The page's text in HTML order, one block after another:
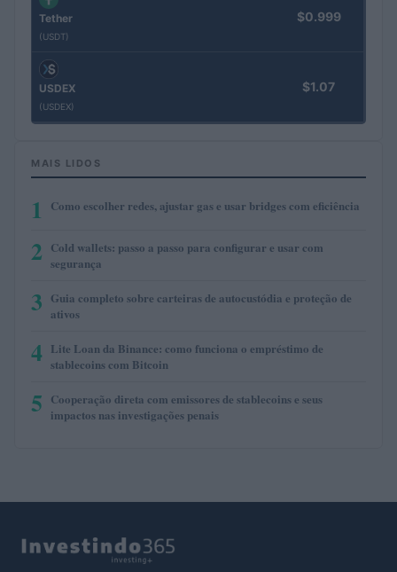
Tether
(USDT)
$0.999
USDEX
(USDEX)
$1.07
MAIS LIDOS
1 Como escolher redes, ajustar gas e usar bridges com eficiência
2 Cold wallets: passo a passo para configurar e usar com
segurança
3 Guia completo sobre carteiras de autocustódia e proteção de
ativos
4 Lite Loan da Binance: como funciona o empréstimo de
stablecoins com Bitcoin
5 Cooperação direta com emissores de stablecoins e seus
impactos nas investigações penais